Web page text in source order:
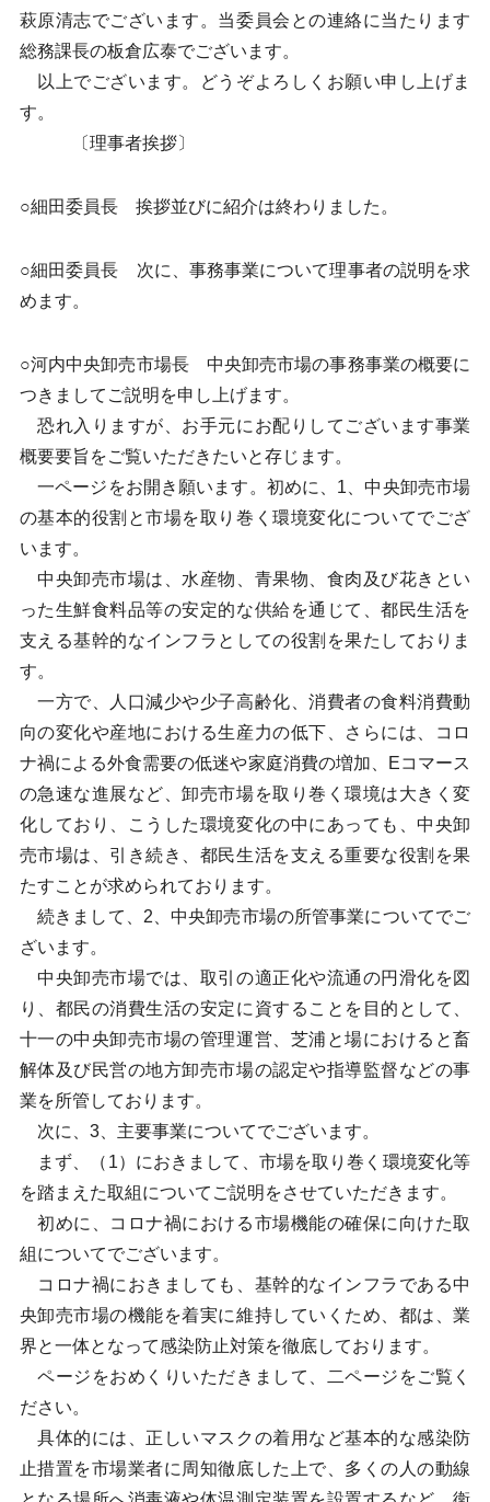
萩原清志でございます。当委員会との連絡に当たります
総務課長の板倉広泰でございます。
以上でございます。どうぞよろしくお願い申し上げま
す。
〔理事者挨拶〕
○細田委員長 挨拶並びに紹介は終わりました。
○細田委員長 次に、事務事業について理事者の説明を求
めます。
○河内中央卸売市場長 中央卸売市場の事務事業の概要に
つきましてご説明を申し上げます。
恐れ入りますが、お手元にお配りしてございます事業
概要要旨をご覧いただきたいと存じます。
一ページをお開き願います。初めに、1、中央卸売市場
の基本的役割と市場を取り巻く環境変化についてでござ
います。
中央卸売市場は、水産物、青果物、食肉及び花きとい
った生鮮食料品等の安定的な供給を通じて、都民生活を
支える基幹的なインフラとしての役割を果たしておりま
す。
一方で、人口減少や少子高齢化、消費者の食料消費動
向の変化や産地における生産力の低下、さらには、コロ
ナ禍による外食需要の低迷や家庭消費の増加、Eコマース
の急速な進展など、卸売市場を取り巻く環境は大きく変
化しており、こうした環境変化の中にあっても、中央卸
売市場は、引き続き、都民生活を支える重要な役割を果
たすことが求められております。
続きまして、2、中央卸売市場の所管事業についてでご
ざいます。
中央卸売市場では、取引の適正化や流通の円滑化を図
り、都民の消費生活の安定に資することを目的として、
十一の中央卸売市場の管理運営、芝浦と場におけると畜
解体及び民営の地方卸売市場の認定や指導監督などの事
業を所管しております。
次に、3、主要事業についてでございます。
まず、（1）におきまして、市場を取り巻く環境変化等
を踏まえた取組についてご説明をさせていただきます。
初めに、コロナ禍における市場機能の確保に向けた取
組についてでございます。
コロナ禍におきましても、基幹的なインフラである中
央卸売市場の機能を着実に維持していくため、都は、業
界と一体となって感染防止対策を徹底しております。
ページをおめくりいただきまして、二ページをご覧く
ださい。
具体的には、正しいマスクの着用など基本的な感染防
止措置を市場業者に周知徹底した上で、多くの人の動線